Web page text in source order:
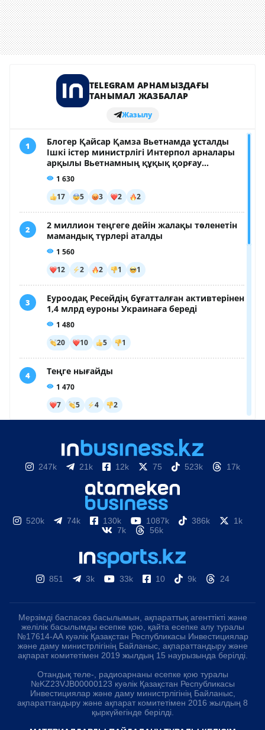
247k 21k 12k 75 523k 17k
520k 74k 130k 1087k 386k
1k
7k
56k
851 3k 33k 10 9k 24
Мерзімді баспасөз басылымын, ақпараттық агенттікті және
желілік басылымды есепке қою, қайта есепке алу туралы
№17614-АА куәлік Қазақстан Республикасы Инвестициялар
және даму министрлігінің Байланыс, ақпараттандыру және
ақпарат комитетімен 2019 жылдың 15 наурызында берілді.
Отандық теле-, радиоарнаны есепке қою туралы
№KZ23VJB00000123 куәлік Қазақстан Республикасы
Инвестициялар және даму министрлігінің Байланыс,
ақпараттандыру және ақпарат комитетімен 2016 жылдың 8
қыркүйегінде берілді.